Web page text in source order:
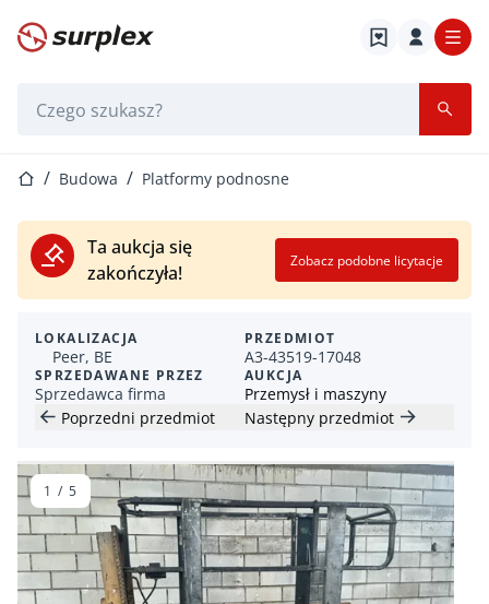
Strona główna
Strona główna
Budowa Platformy podnosne
Ta aukcja się
zakończyła!
Zobacz podobne licytacje
LOKALIZACJA
Peer, BE
SPRZEDAWANE PRZEZ
Sprzedawca firma
PRZEDMIOT
A3-43519-17048
AUKCJA
Przemysł i maszyny
Poprzedni przedmiot
Następny przedmiot
1 / 5